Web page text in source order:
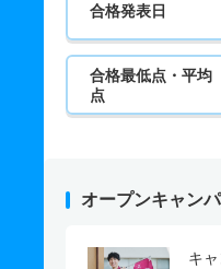
合格発表日
合格最低点・平均
点
オープンキャン
キ